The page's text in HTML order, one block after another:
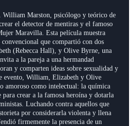
William Marston, psicólogo y teórico de
el detector de mentiras y el famoso
Maravilla. Esta película muestra
que compartió con dos
(Rebecca Hall), y Olive Byrne, una
a la pareja a una hermandad
y comparten ideas sobre sexualidad y
evento, William, Elizabeth y Olive
amoroso como intelectual: la química
crear a la famosa heroína y dotarla
Luchando contra aquellos que
por considerarla violenta y llena
firmemente la presencia de un